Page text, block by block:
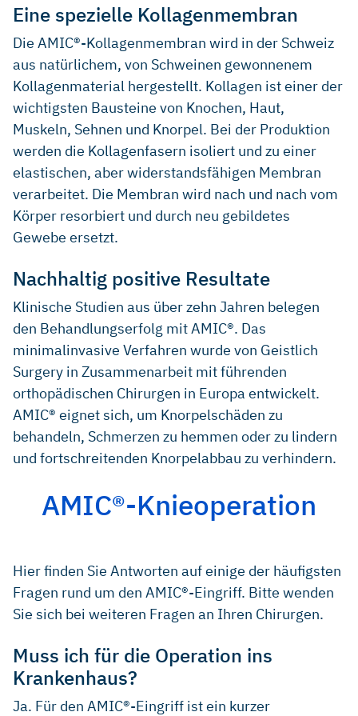
Eine spezielle Kollagenmembran
Die AMIC®-Kollagenmembran wird in der Schweiz
aus natürlichem, von Schweinen gewonnenem
Kollagenmaterial hergestellt. Kollagen ist einer der
wichtigsten Bausteine von Knochen, Haut,
Muskeln, Sehnen und Knorpel. Bei der Produktion
werden die Kollagenfasern isoliert und zu einer
elastischen, aber widerstandsfähigen Membran
verarbeitet. Die Membran wird nach und nach vom
Körper resorbiert und durch neu gebildetes
Gewebe ersetzt.
Nachhaltig positive Resultate
Klinische Studien aus über zehn Jahren belegen
den Behandlungserfolg mit AMIC®. Das
minimalinvasive Verfahren wurde von Geistlich
Surgery in Zusammenarbeit mit führenden
orthopädischen Chirurgen in Europa entwickelt.
AMIC® eignet sich, um Knorpelschäden zu
behandeln, Schmerzen zu hemmen oder zu lindern
und fortschreitenden Knorpelabbau zu verhindern.
AMIC®-Knieoperation
Hier finden Sie Antworten auf einige der häufigsten
Fragen rund um den AMIC®-Eingriff. Bitte wenden
Sie sich bei weiteren Fragen an Ihren Chirurgen.
Muss ich für die Operation ins
Krankenhaus?
Ja. Für den AMIC®-Eingriff ist ein kurzer